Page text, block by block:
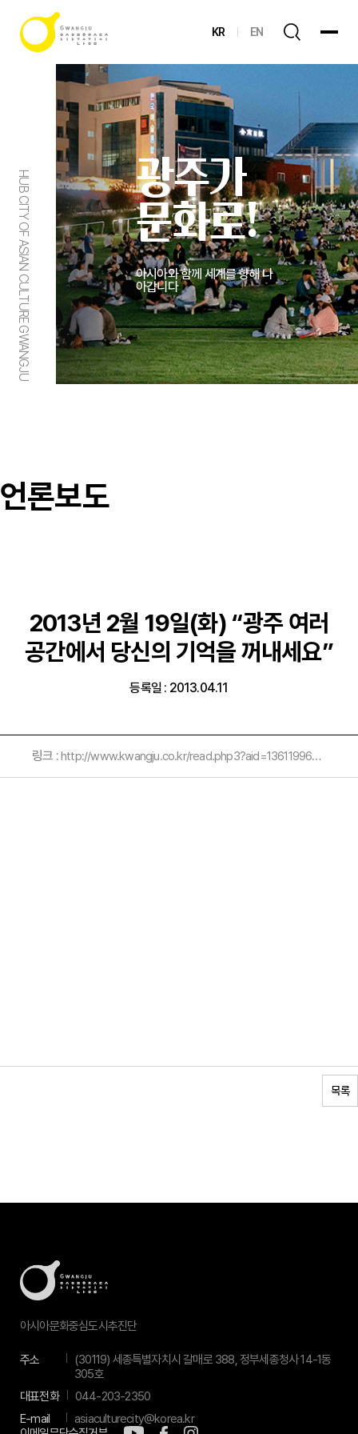
KR EN
HUB CITY OF ASIAN CULTURE GWANGJU
광주가
문화로!
아시아와 함께 세계를 향해 나
아갑니다
언론보도
2013년 2월 19일(화) “광주 여러
공간에서 당신의 기억을 꺼내세요”
등록일 : 2013.04.11
링크 :http://www.kwangju.co.kr/read.php3?aid=1361199600489744007
목록
아시아문화중심도시추진단
주소
(30119) 세종특별자치시 갈매로 388, 정부세종청사 14-1동
305호
대표전화
044-203-2350
E-mail
asiaculturecity@korea.kr